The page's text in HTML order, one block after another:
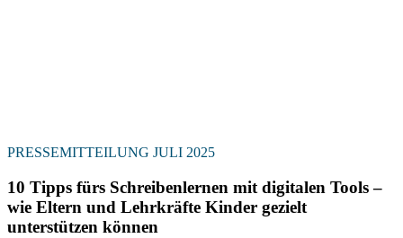
PRESSEMITTEILUNG JULI 2025
10 Tipps fürs Schreibenlernen mit digitalen Tools –
wie Eltern und Lehrkräfte Kinder gezielt
unterstützen können